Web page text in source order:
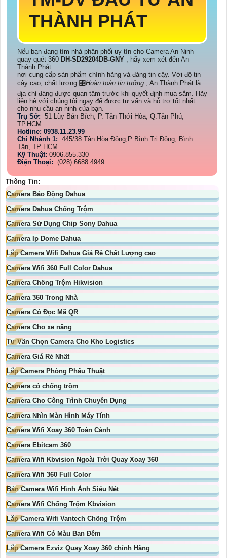
THÀNH PHÁT
Nếu bạn đang tìm nhà phân phối uy tín cho Camera An Ninh
quay quét 360 DH-SD29204DB-GNY
, hãy xem xét đến An
Thành Phát
nơi cung cấp sản phẩm chính hãng và đáng tin cậy. Với độ tin
cậy cao, chất lượng 🎛Hoàn toàn tin tưởng , An Thành Phát là
địa chỉ đáng được quan tâm trước khi quyết định mua sắm. Hãy
liên hệ với chúng tôi ngay để được tư vấn và hỗ trợ tốt nhất
cho nhu cầu an ninh của bạn.
Trụ Sở: 51 Lũy Bán Bích, P. Tân Thới Hòa, Q.Tân Phú,
TP.HCM
Hotline: 0938.11.23.99
Chi Nhánh 1: 445/38 Tân Hòa Đông,P Bình Trị Đông, Bình
Tân, TP HCM
Kỹ Thuật: 0906.855.330
Điện Thoại: (028) 6688.4949
Thông Tin:
Camera Báo Động Dahua
Camera Dahua Chống Trộm
Camera Sử Dụng Chip Sony Dahua
Camera Ip Dome Dahua
Lắp Camera Wifi Dahua Giá Rẻ Chất Lượng cao
Camera Wifi 360 Full Color Dahua
Camera Chống Trộm Hikvision
Camera 360 Trong Nhà
Camera Có Đọc Mã QR
Camera Cho xe nâng
Tư Vấn Chọn Camera Cho Kho Logistics
Camera Giá Rẻ Nhất
Lắp Camera Phòng Phẩu Thuật
Camera có chống trộm
Camera Cho Công Trình Chuyên Dụng
Camera Nhìn Màn Hình Máy Tính
Camera Wifi Xoay 360 Toàn Cảnh
Camera Ebitcam 360
Camera Wifi Kbvision Ngoài Trời Quay Xoay 360
Camera Wifi 360 Full Color
Bán Camera Wifi Hình Ảnh Siêu Nét
Camera Wifi Chống Trộm Kbvision
Lăp Camera Wifi Vantech Chống Trộm
Camera Wifi Có Màu Ban Đêm
Lắp Camera Ezviz Quay Xoay 360 chính Hãng